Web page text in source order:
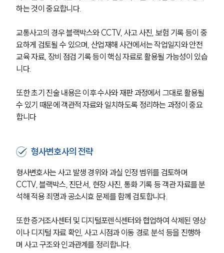
법률서식
뉴스레터/브로슈어
대륜법률상담예약
하는 것이 중요합니다.
교통사고의 경우 블랙박스와 CCTV, 사고 사진, 보험 기록 등이 중
요하게 검토될 수 있으며, 산업재해 사건에서는 작업일지와 안전
교육 자료, 장비 점검 기록 등이 핵심 자료로 활용될 가능성이 있습
니다.
또한 초기 진술 내용은 이후 수사와 재판 과정에서 그대로 활용될
수 있기 때문에 객관적 자료와 일치하도록 정리하는 과정이 중요
합니다
형사변호사의 전략
형사변호사는 사고 발생 경위와 과실 인정 범위를 검토하며
CCTV, 블랙박스, 진단서, 현장 사진, 통화 기록 등 객관 자료를 분
석해 적용 죄명과 공소시효 문제를 함께 검토합니다.
또한 증거조사센터 및 디지털포렌식센터와 협업하여 삭제된 영상
이나 디지털 자료 확인, 사고 시점과 이동 경로 분석 등을 진행하
며 사고 구조와 인과관계를 정리합니다.